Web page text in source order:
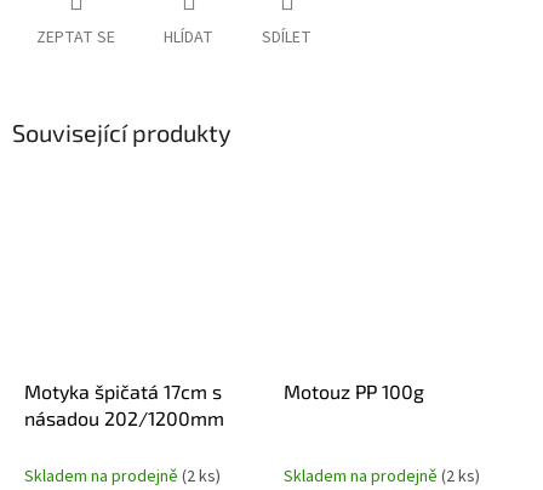
ZEPTAT SE HLÍDAT SDÍLET
Související produkty
Motyka špičatá 17cm s
násadou 202/1200mm
Skladem na prodejně (2 ks)
Motouz PP 100g
Skladem na prodejně (2 ks)